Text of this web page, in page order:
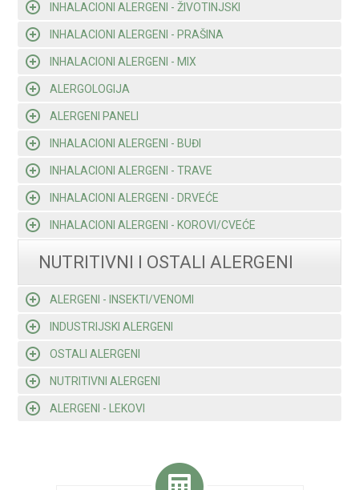
INHALACIONI ALERGENI - ŽIVOTINJSKI
INHALACIONI ALERGENI - PRAŠINA
INHALACIONI ALERGENI - MIX
ALERGOLOGIJA
ALERGENI PANELI
INHALACIONI ALERGENI - BUĐI
INHALACIONI ALERGENI - TRAVE
INHALACIONI ALERGENI - DRVEĆE
INHALACIONI ALERGENI - KOROVI/CVEĆE
NUTRITIVNI I OSTALI ALERGENI
ALERGENI - INSEKTI/VENOMI
INDUSTRIJSKI ALERGENI
OSTALI ALERGENI
NUTRITIVNI ALERGENI
ALERGENI - LEKOVI